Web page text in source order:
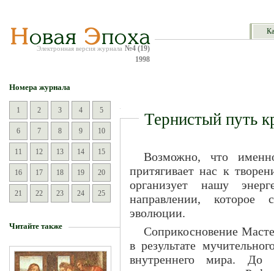
Электронная версия журнала №4 (19)
1998
Номера журнала
1 2 3 4 5
6 7 8 9 10
11 12 13 14 15
16 17 18 19 20
21 22 23 24 25
Читайте также
Тернистый путь
Возможно, что
притягивает нас к
организует нашу
направлении, которое
эволюции.
Соприкосновение
в результате
внутреннего мира. До